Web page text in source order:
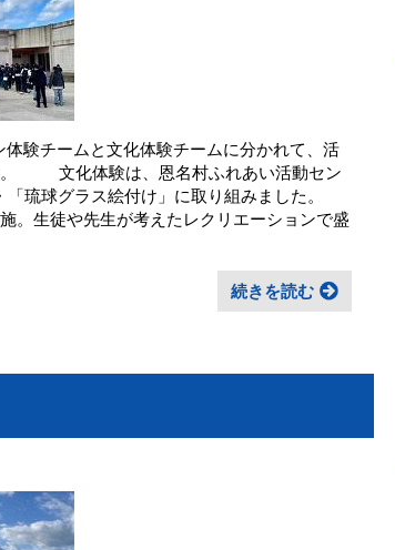
験チームと文化体験チームに分かれて、活
。 文化体験は、恩名村ふれあい活動セン
琉球グラス絵付け」に取り組みました。
徒や先生が考えたレクリエーションで盛
続きを読む